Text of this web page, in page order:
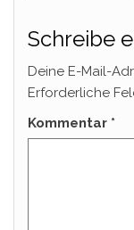
Schreibe
Deine E-Mail-
Erforderliche
Kommentar *